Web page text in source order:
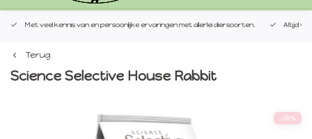
Met veel kennis van en persoonlijke ervaringen met allerlei diersoorten. Altijd
Terug
Science Selective House Rabbit
-26%